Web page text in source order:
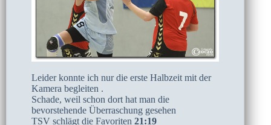
Leider konnte ich nur die erste Halbzeit mit der
Kamera begleiten .
Schade, weil schon dort hat man die
bevorstehende Überraschung gesehen
TSV schlägt die Favoriten 21:19